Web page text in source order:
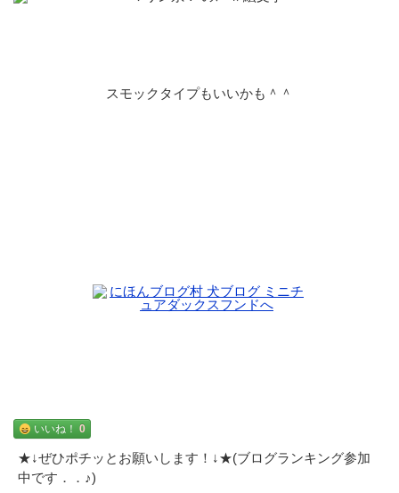
スモックタイプもいいかも＾＾
いいね！ 0
★↓ぜひポチッとお願いします！↓★(ブログランキング参加
中です．．♪)